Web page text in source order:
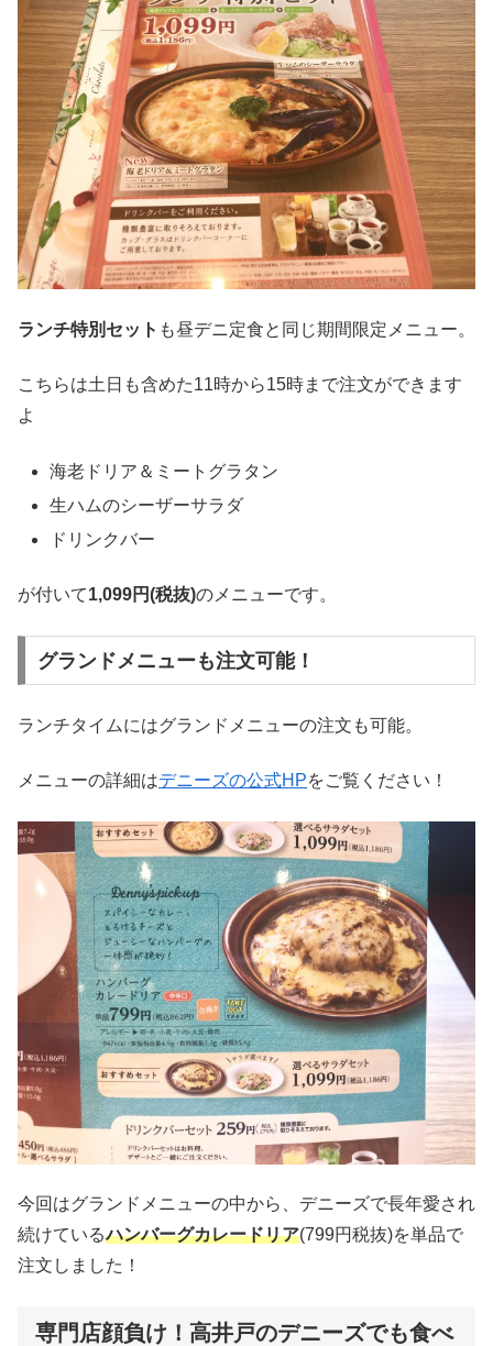
ランチ特別セット も昼デニ定食と同じ期間限定メニュー。
こちらは土日も含めた11時から15時まで注文ができます
よ
海老ドリア＆ミートグラタン
生ハムのシーザーサラダ
ドリンクバー
が付いて1,099円(税抜)のメニューです。
グランドメニューも注文可能！
ランチタイムにはグランドメニューの注文も可能。
メニューの詳細はデニーズの公式HPをご覧ください！
今回はグランドメニューの中から、デニーズで長年愛され
続けているハンバーグカレードリア(799円税抜)を単品で
注文しました！
専門店顔負け！高井戸のデニーズでも食べ